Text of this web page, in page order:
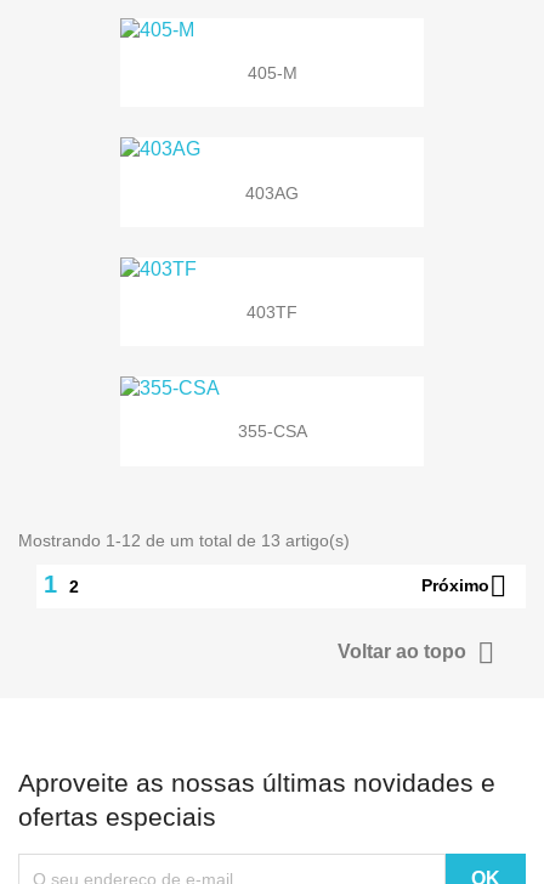
405-M
403AG
403TF
355-CSA
Mostrando 1-12 de um total de 13 artigo(s)
1 2 Próximo
Voltar ao topo 
Aproveite as nossas últimas novidades e
ofertas especiais